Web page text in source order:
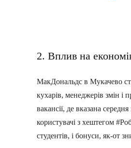
2. Вплив на
МакДональдс в Мукачево
кухарів, менеджерів змін і
вакансії, де вказана
користувачі з хештегом
студентів, і бонуси, як-от